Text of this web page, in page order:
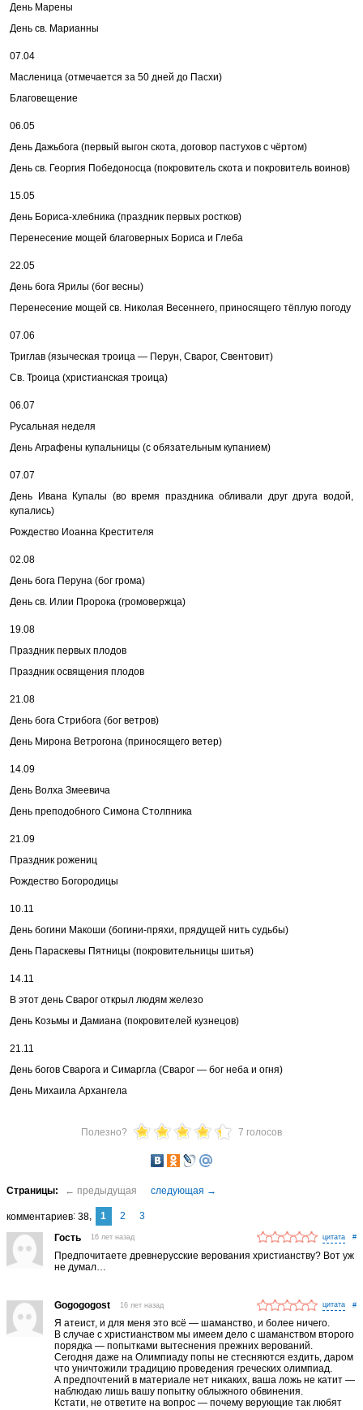
День Марены
День св. Марианны
07.04
Масленица (отмечается за 50 дней до Пасхи)
Благовещение
06.05
День Дажьбога (первый выгон скота, договор пастухов с чёртом)
День св. Георгия Победоносца (покровитель скота и покровитель воинов)
15.05
День Бориса-хлебника (праздник первых ростков)
Перенесение мощей благоверных Бориса и Глеба
22.05
День бога Ярилы (бог весны)
Перенесение мощей св. Николая Весеннего, приносящего тёплую погоду
07.06
Триглав (языческая троица — Перун, Сварог, Свентовит)
Св. Троица (христианская троица)
06.07
Русальная неделя
День Аграфены купальницы (с обязательным купанием)
07.07
День Ивана Купалы (во время праздника обливали друг друга водой,
купались)
Рождество Иоанна Крестителя
02.08
День бога Перуна (бог грома)
День св. Илии Пророка (громовержца)
19.08
Праздник первых плодов
Праздник освящения плодов
21.08
День бога Стрибога (бог ветров)
День Мирона Ветрогона (приносящего ветер)
14.09
День Волха Змеевича
День преподобного Симона Столпника
21.09
Праздник рожениц
Рождество Богородицы
10.11
День богини Макоши (богини-пряхи, прядущей нить судьбы)
День Параскевы Пятницы (покровительницы шитья)
14.11
В этот день Сварог открыл людям железо
День Козьмы и Дамиана (покровителей кузнецов)
21.11
День богов Сварога и Симаргла (Сварог — бог неба и огня)
День Михаила Архангела
Полезно? 7 голосов
комментариев 38 1 2
3
Гость
16 лет назад #
Предпочитаете древнерусские верования христианству? Вот уж
не думал…
Gogogogost 16 лет назад #
Я атеист, и для меня это всё — шаманство, и более ничего.
В случае с христианством мы имеем дело с шаманством второго
порядка — попытками вытеснения прежних верований.
Сегодня даже на Олимпиаду попы не стесняются ездить, даром
что уничтожили традицию проведения греческих олимпиад.
А предпочтений в материале нет никаких, ваша ложь не катит —
наблюдаю лишь вашу попытку облыжного обвинения.
Кстати, не ответите на вопрос — почему верующие так любят